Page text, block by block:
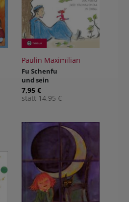
Paulin Maximilian
Fu Schenfu
und sein
kleiner
Drache. Der
in China
vergriffen!
keine
7,95 €
statt 14,95 €